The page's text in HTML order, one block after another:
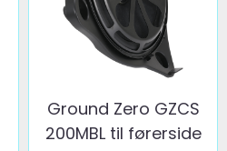
Ground Zero GZCS
200MBL til førerside